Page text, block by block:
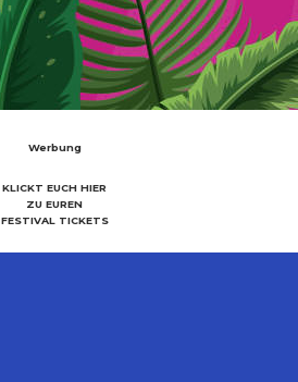
Werbung
KLICKT EUCH HIER
ZU EUREN
FESTIVAL TICKETS